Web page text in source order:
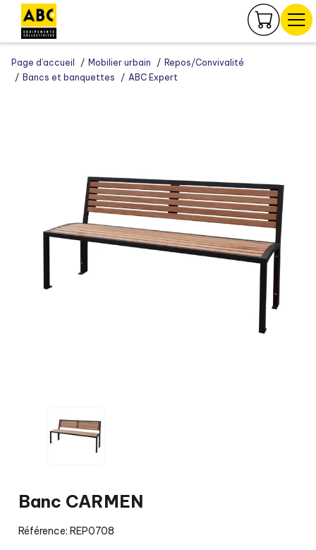
Page d’accueil Mobilier urbain
Repos/Convivalité
Bancs et banquettes
ABC Expert
Banc CARMEN
Référence: REP0708
Panneau de gestion des cookies